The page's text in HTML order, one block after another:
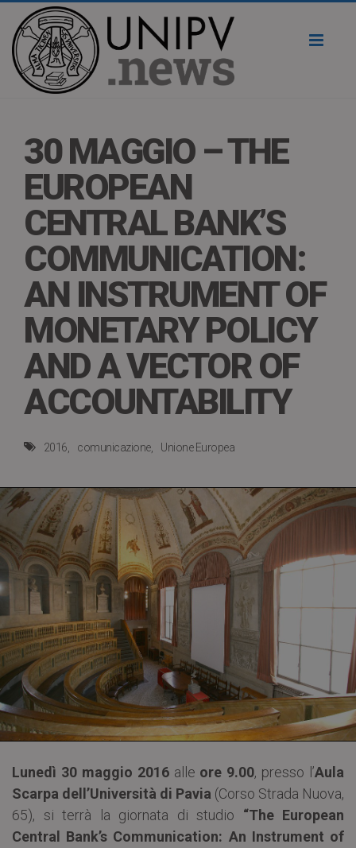
30 MAGGIO – THE
EUROPEAN
CENTRAL BANK’S
COMMUNICATION:
AN INSTRUMENT OF
MONETARY POLICY
AND A VECTOR OF
ACCOUNTABILITY
2016 comunicazione Unione Europea
Lunedì 30 maggio 2016alle ore 9.00, presso l’Aula
Scarpa dell’Università di Pavia (Corso Strada Nuova,
65), si terrà la giornata di studio “The European
Central Bank’s Communication: An Instrument of